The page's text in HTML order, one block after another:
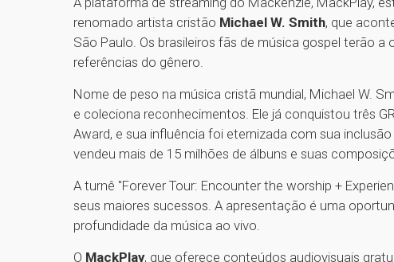
renomado artista cristão Michael W. Smith, que
São Paulo. Os brasileiros fãs de música gospel terão
referências do gênero.
Nome de peso na música cristã mundial, Michael W.
e coleciona reconhecimentos. Ele já conquistou três
Award, e sua influência foi eternizada com sua
vendeu mais de 15 milhões de álbuns e suas
A turnê "Forever Tour: Encounter the worship +
seus maiores sucessos. A apresentação é uma
profundidade da música ao vivo.
O MackPlay, que oferece conteúdos audiovisuais